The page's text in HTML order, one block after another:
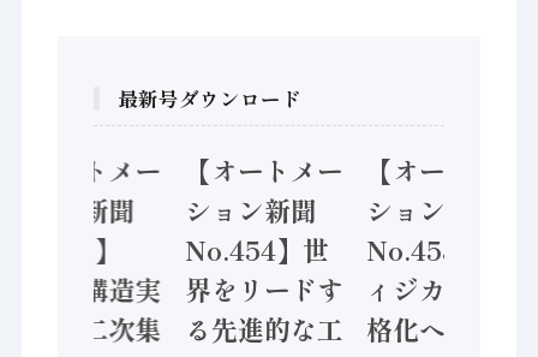
最新号ダウンロード
【オートメー
ション新聞
No.455】
「経済構造実
態調査二次集
【オートメー
ション新聞
No.454】世
界をリードす
る先進的な工
【オートメー
ション新聞
No.453】フ
ィジカルAI本
格化へ 国産